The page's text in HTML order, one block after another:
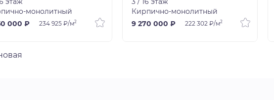
монолитный
000 ₽
234 925 ₽/м2
Кирпично-монолитный
9 270 000 ₽
222 302 ₽/м2